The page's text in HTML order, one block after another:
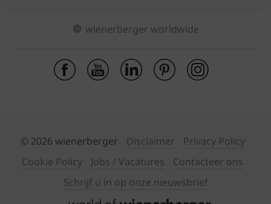
wienerberger worldwide
© 2026 wienerberger Disclaimer
Privacy Policy
Cookie Policy
Jobs / Vacatures
Contacteer ons
Schrijf u in op onze nieuwsbrief